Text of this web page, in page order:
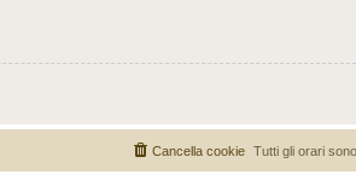
Tutti gli orari sono
Cancella cookie